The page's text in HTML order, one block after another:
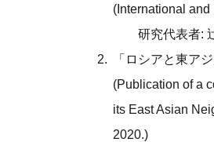
(International
研究代表者: 辻
「ロシアと東ア
(Publication of a
its East Asian
2020.)